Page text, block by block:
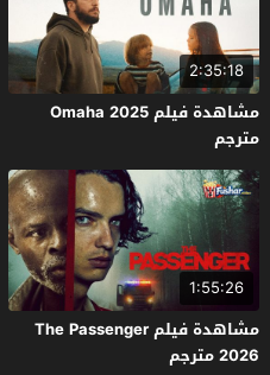
2:35:18
مشاهدة فيلم Omaha 2025
مترجم
1:55:26
مشاهدة فيلم The Passenger
2026 مترجم